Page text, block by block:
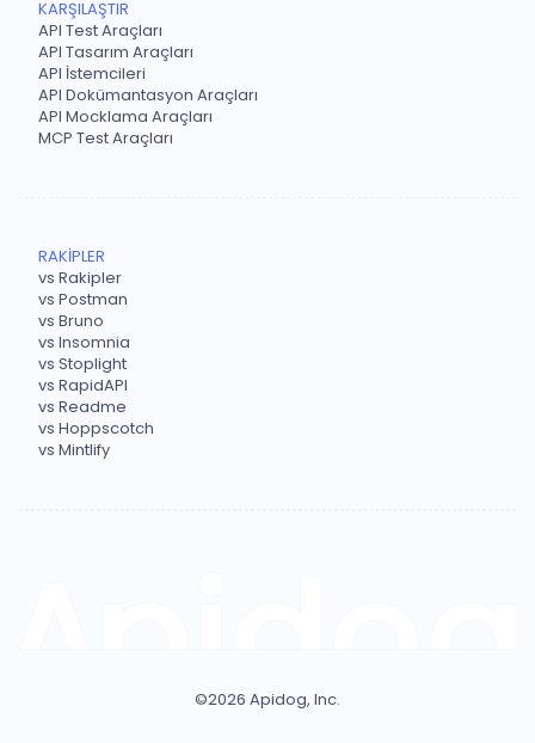
KARŞILAŞTIR
API Test Araçları
API Tasarım Araçları
API İstemcileri
API Dokümantasyon Araçları
API Mocklama Araçları
MCP Test Araçları
RAKİPLER
vs Rakipler
vs Postman
vs Bruno
vs Insomnia
vs Stoplight
vs RapidAPI
vs Readme
vs Hoppscotch
vs Mintlify
©2026 Apidog, Inc.